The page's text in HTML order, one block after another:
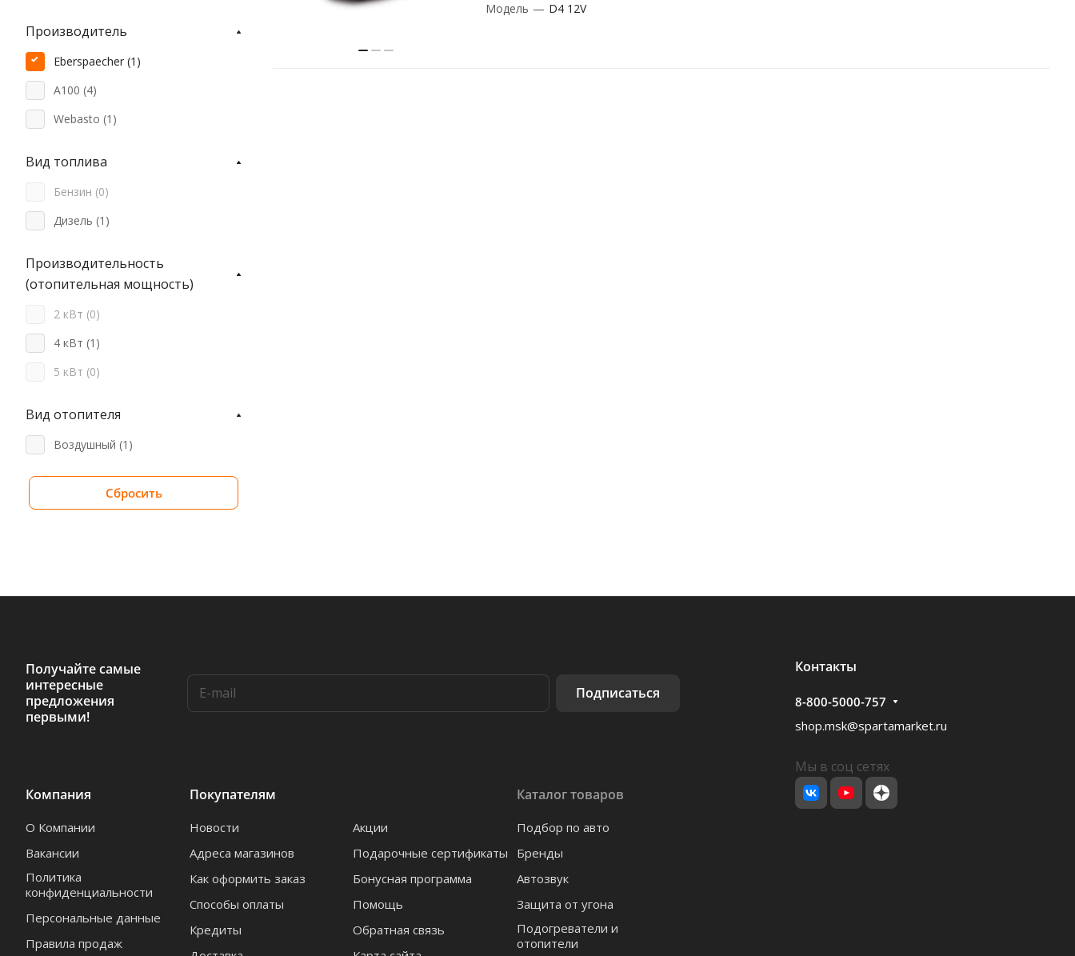
Модель — D4 12V
Производитель
Eberspaecher (1 )
A100 (4)
Webasto (1 )
Вид топлива
Бензин (0)
Дизель (1 )
Производительность
(отопительная мощность)
2 кВт (0)
4 кВт (1 )
5 кВт (0)
Вид отопителя
Воздушный (1 )
Сбросить
Получайте самые
интересные
предложения
первыми!
Подписаться
Компания
О Компании
Вакансии
Политика
конфиденциальности
Персональные данные
Правила продаж
Покупателям
Новости
Адреса магазинов
Как оформить заказ
Способы оплаты
Кредиты
Акции
Подарочные сертификаты
Бонусная программа
Помощь
Обратная связь
Каталог товаров
Подбор по авто
Бренды
Автозвук
Защита от угона
Подогреватели и
отопители
Контакты
8-800-5000-757
shop.msk@spartamarket.ru
Мы в соц сетях